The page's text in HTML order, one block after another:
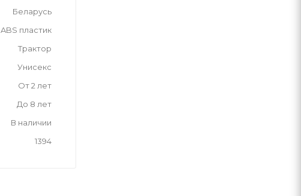
Беларусь
ABS пластик
Трактор
Унисекс
От 2 лет
До 8 лет
В наличии
1394